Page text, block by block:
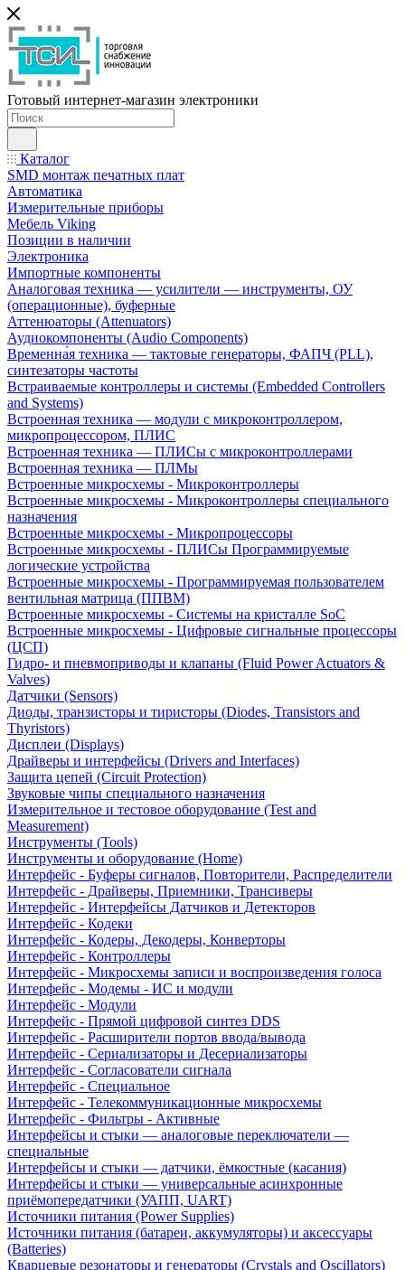
Готовый интернет-магазин электроники
Каталог
SMD монтаж печатных плат
Автоматика
Измерительные приборы
Мебель Viking
Позиции в наличии
Электроника
Импортные компоненты
Аналоговая техника — усилители — инструменты, ОУ
(операционные), буферные
Аттенюаторы (Attenuators)
Аудиокомпоненты (Audio Components)
Временна́я техника — тактовые генераторы, ФАПЧ (PLL),
синтезаторы частоты
Встраиваемые контроллеры и системы (Embedded Controllers
and Systems)
Встроенная техника — модули с микроконтроллером,
микропроцессором, ПЛИС
Встроенная техника — ПЛИСы с микроконтроллерами
Встроенная техника — ПЛМы
Встроенные микросхемы - Микроконтроллеры
Встроенные микросхемы - Микроконтроллеры специального
назначения
Встроенные микросхемы - Микропроцессоры
Встроенные микросхемы - ПЛИСы Программируемые
логические устройства
Встроенные микросхемы - Программируемая пользователем
вентильная матрица (ППВМ)
Встроенные микросхемы - Системы на кристалле SoC
Встроенные микросхемы - Цифровые сигнальные процессоры
(ЦСП)
Гидро- и пневмоприводы и клапаны (Fluid Power Actuators &
Valves)
Датчики (Sensors)
Диоды, транзисторы и тиристоры (Diodes, Transistors and
Thyristors)
Дисплеи (Displays)
Драйверы и интерфейсы (Drivers and Interfaces)
Защита цепей (Circuit Protection)
Звуковые чипы специального назначения
Измерительное и тестовое оборудование (Test and
Measurement)
Инструменты (Tools)
Инструменты и оборудование (Home)
Интерфейс - Буферы сигналов, Повторители, Распределители
Интерфейс - Драйверы, Приемники, Трансиверы
Интерфейс - Интерфейсы Датчиков и Детекторов
Интерфейс - Кодеки
Интерфейс - Кодеры, Декодеры, Конверторы
Интерфейс - Контроллеры
Интерфейс - Микросхемы записи и воспроизведения голоса
Интерфейс - Модемы - ИС и модули
Интерфейс - Модули
Интерфейс - Прямой цифровой синтез DDS
Интерфейс - Расширители портов ввода/вывода
Интерфейс - Сериализаторы и Десериализаторы
Интерфейс - Согласователи сигнала
Интерфейс - Специальное
Интерфейс - Телекоммуникационные микросхемы
Интерфейс - Фильтры - Активные
Интерфейсы и стыки — аналоговые переключатели —
специальные
Интерфейсы и стыки — датчики, ёмкостные (касания)
Интерфейсы и стыки — универсальные асинхронные
приёмопередатчики (УАПП, UART)
Источники питания (Power Supplies)
Источники питания (батареи, аккумуляторы) и аксессуары
(Batteries)
Кварцевые резонаторы и генераторы (Crystals and Oscillators)